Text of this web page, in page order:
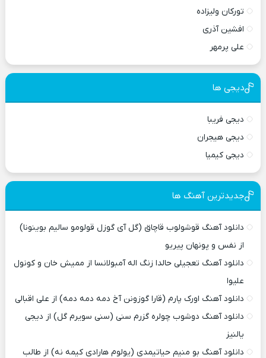
تورکان ولیزاده
افشین آذری
علی پرمهر
دیجی ها
دیجی فریبا
دیجی هیجران
دیجی کیمیا
جدیدترین آهنگ ها
دانلود آهنگ قوشولوب قاچاق (گل آی گوزل قولومو سالیم بوینونا)
از نفس و پونهان پیریو
دانلود آهنگ تعجیلی حالدا زنگ اله آمبولانسا از ممیش خان و کونول
علیوا
دانلود آهنگ اورک پارم (قارا گوزونن آخ دمه دمه دمه) از علی اقبالی
دانلود آهنگ دوشوب چولره گزرم سنی (سنی سویرم گل) از دیجی
یالنیز
دانلود آهنگ بو منیم حیاتیمدی (یولوم هارادی کیمه نه) از طالب